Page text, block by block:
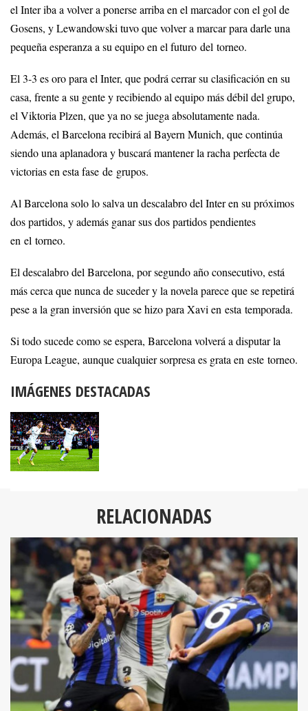
el Inter iba a volver a ponerse arriba en el marcador con el gol de
Gosens, y Lewandowski tuvo que volver a marcar para darle una
pequeña esperanza a su equipo en el futuro del torneo.
El 3-3 es oro para el Inter, que podrá cerrar su clasificación en su
casa, frente a su gente y recibiendo al equipo más débil del grupo,
el Viktoria Plzen, que ya no se juega absolutamente nada.
Además, el Barcelona recibirá al Bayern Munich, que continúa
siendo una aplanadora y buscará mantener la racha perfecta de
victorias en esta fase de grupos.
Al Barcelona solo lo salva un descalabro del Inter en su próximos
dos partidos, y además ganar sus dos partidos pendientes
en el torneo.
El descalabro del Barcelona, por segundo año consecutivo, está
más cerca que nunca de suceder y la novela parece que se repetirá
pese a la gran inversión que se hizo para Xavi en esta temporada.
Si todo sucede como se espera, Barcelona volverá a disputar la
Europa League, aunque cualquier sorpresa es grata en este torneo.
IMÁGENES DESTACADAS
RELACIONADAS